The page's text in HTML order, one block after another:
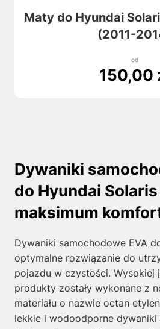
Maty do Hyundai
(2011-
od
150,00
Dywaniki
do Hyundai Solaris
maksimum
Dywaniki samochodowe EVA
optymalne rozwiązanie do
pojazdu w czystości. Wysokiej
produkty zostały wykonane z
materiału o nazwie octan
lekkie i wodoodporne dywaniki